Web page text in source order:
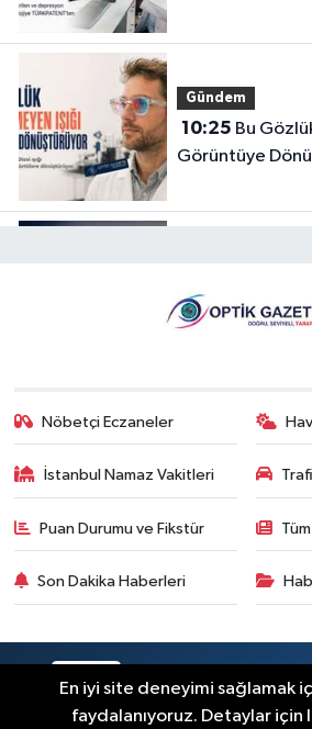
Gündem
10:25
Görüntüye
16:24
Çalıştayı’nın
Nöbetçi Eczaneler
İstanbul Namaz Vakitleri
Puan Durumu ve Fikstür
Son Dakika Haberleri
RSS Copyright © 2026.
En iyi site deneyimi sağlamak
faydalanıyoruz. Detaylar için